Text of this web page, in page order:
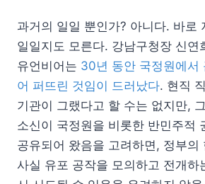
과거의 일일 뿐인가? 아니다. 바로
일일지도 모른다. 강남구청장 신연
유언비어는 30년 동안 국정원에서
어 퍼뜨린 것임이 드러났다. 현직
기관이 그랬다고 할 수는 없지만,
소신이 국정원을 비롯한 반민주적
공유되어 왔음을 고려하면, 정부의
사실 유포 공작을 모의하고 전개하